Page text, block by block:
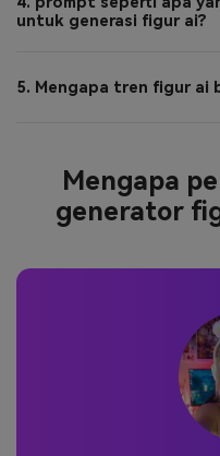
untuk generasi figur ai?
5. Mengapa tren figur
Mengapa
generator